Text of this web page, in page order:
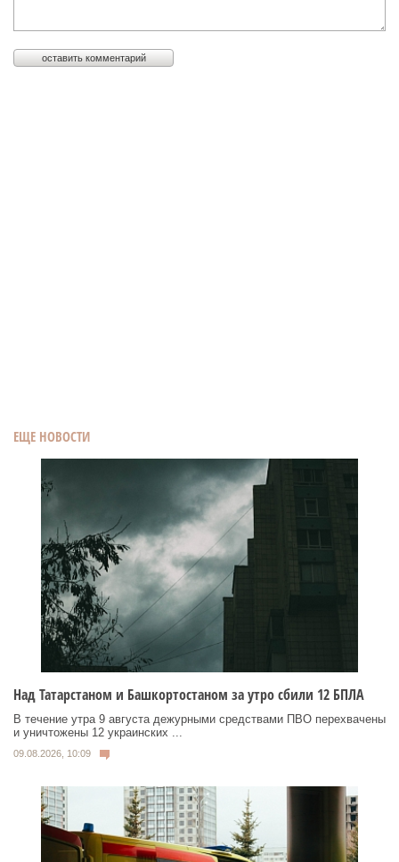
ЕЩЕ НОВОСТИ
Над Татарстаном и Башкортостаном за утро сбили 12 БПЛА
В течение утра 9 августа дежурными средствами ПВО перехвачены
и уничтожены 12 украинских ...
09.08.2026, 10:09